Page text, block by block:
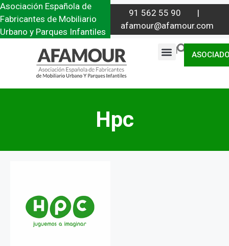
Asociación Española de
Fabricantes de Mobiliario
Urbano y Parques Infantiles
91 562 55 90 |
afamour@afamour.com
|
Hpc